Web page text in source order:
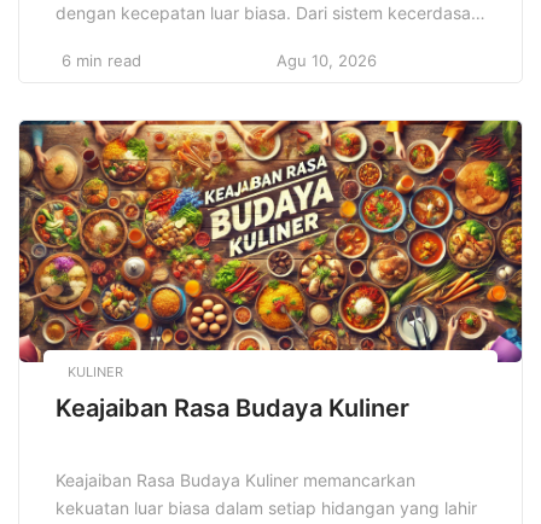
dengan kecepatan luar biasa. Dari sistem kecerdasan
menuju integrasi digital yang menyeluruh. Dunia
agresif terhadap perubahan. Selain itu,
perkembangan teknologi menciptakan peluang besar
bagi inovator untuk memecahkan tantangan dunia
nyata. Dengan demikian, […]
6 min read Agu 10, 2026
KULINER
Keajaiban Rasa Budaya Kuliner
Keajaiban Rasa Budaya Kuliner memancarkan
kekuatan luar biasa dalam setiap hidangan yang lahir